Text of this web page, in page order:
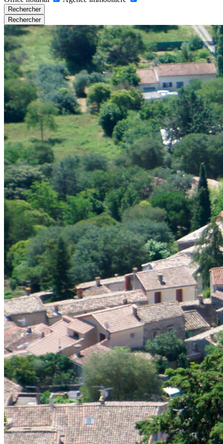
Rechercher
Rechercher